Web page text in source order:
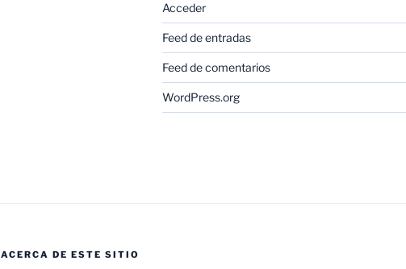
Acceder
Feed de entradas
Feed de comentarios
WordPress.org
ACERCA DE ESTE SITIO